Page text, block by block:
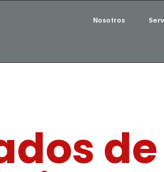
Nosotros
de